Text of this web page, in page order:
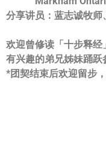
分享讲员： 蓝志诚牧师
欢迎曾修读「十步释经
有兴趣的弟兄姊妹踊跃
*团契结束后欢迎留步